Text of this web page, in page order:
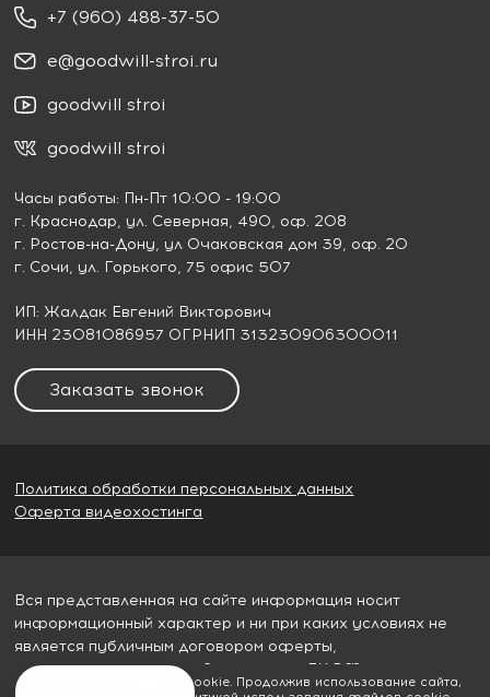
+7 (960) 488-37-50
e@goodwill-stroi.ru
goodwill stroi
goodwill stroi
Часы работы: Пн-Пт 10:00 - 19:00
г. Краснодар, ул. Северная, 490, оф. 208
г. Ростов-на-Дону, ул Очаковская дом 39, оф. 20
г. Сочи, ул. Горького, 75 офис 507
ИП: Жалдак Евгений Викторович
ИНН 23081086957 ОГРНИП 313230906300011
Заказать звонок
Политика обработки персональных данных
Оферта видеохостинга
Вся представленная на сайте информация носит
информационный характер и ни при каких условиях не
является публичным договором оферты,
определяемым пунктом 2 статьи 437 ГК РФ
Мы используем файлы cookie. Продолжив использование сайта,